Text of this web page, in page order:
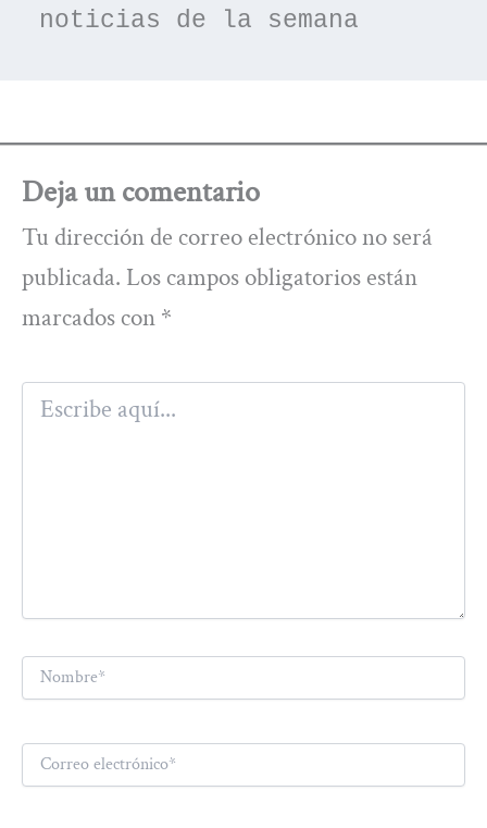
noticias de la semana
Deja un comentario
Tu dirección de correo electrónico no será
publicada. Los campos obligatorios están
marcados con *
Escribe
aquí...
Nombre*
Correo
electrónico*